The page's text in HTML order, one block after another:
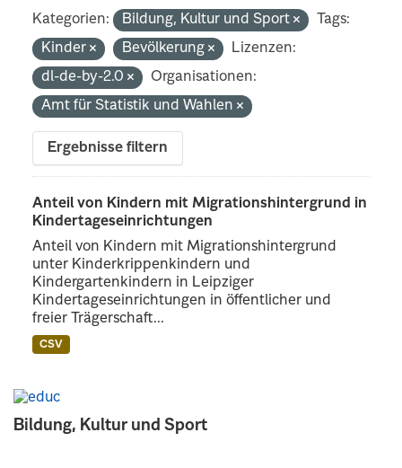
Bildung, Kultur und Sport
Kategorien: Bildung, Kultur und Sport
Tags:
Kinder
Bevölkerung
Lizenzen:
dl-de-by-2.0
Organisationen:
Amt für Statistik und Wahlen
Ergebnisse filtern
Anteil von Kindern mit Migrationshintergrund in
Kindertageseinrichtungen
Anteil von Kindern mit Migrationshintergrund
unter Kinderkrippenkindern und
Kindergartenkindern in Leipziger
Kindertageseinrichtungen in öffentlicher und
freier Trägerschaft...
CSV